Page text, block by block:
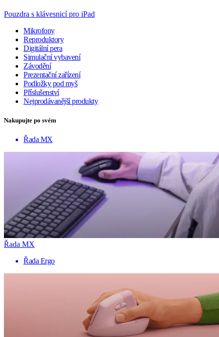
Pouzdra s klávesnicí pro iPad
Mikrofony
Reproduktory
Digitální pera
Simulační vybavení
Závodění
Prezentační zařízení
Podložky pod myš
Příslušenství
Nejprodávanější produkty
Nakupujte po svém
Řada MX
Řada MX
Řada Ergo